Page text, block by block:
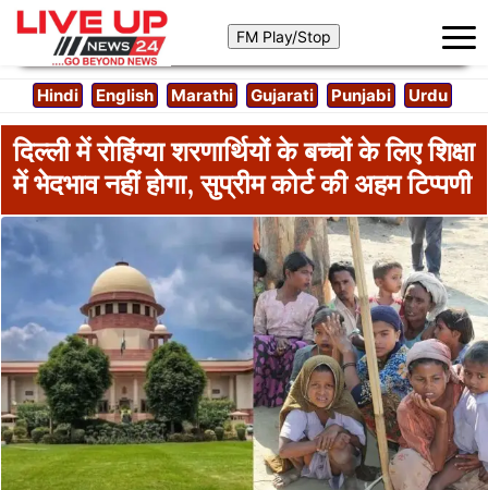
Hindi English Marathi Gujarati Punjabi Urdu
दिल्ली में रोहिंग्या शरणार्थियों के बच्चों के लिए शिक्षा
में भेदभाव नहीं होगा, सुप्रीम कोर्ट की अहम टिप्पणी